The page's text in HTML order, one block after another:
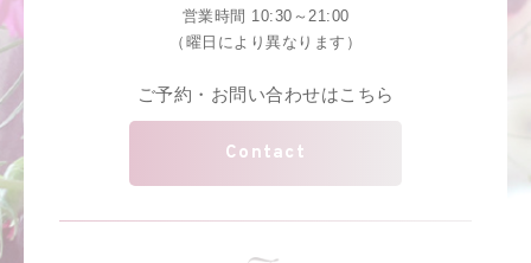
営業時間 10:30～21:00
（曜日により異なります）
ご予約・お問い合わせはこちら
Contact